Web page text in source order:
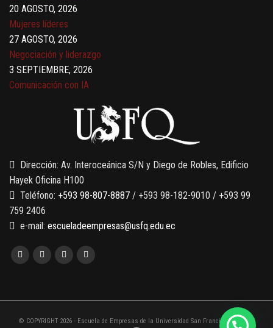
20 AGOSTO, 2026
Mujeres líderes
27 AGOSTO, 2026
Negociación y liderazgo
3 SEPTIEMBRE, 2026
Comunicación con IA
Gobernanza de datos
13 AGOSTO, 2026
Finanzas para no financieros
Dirección: Av. Interoceánica S/N y Diego de Robles, Edificio
Hayek Oficina H100
Teléfono: +593 98-807-8887 / +593 98-182-9010 / +593 99
759 2406
e-mail: escueladeempresas@usfq.edu.ec
© COPYRIGHT 2026 - Escuela de Empresas de la Universidad San Francisco de Quito